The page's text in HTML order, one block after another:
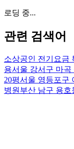
로딩 중...
관련 검색어
소상공인 전기요금
용서울 강서구 마
20평서울 영등포구
병원 부산 남구 용